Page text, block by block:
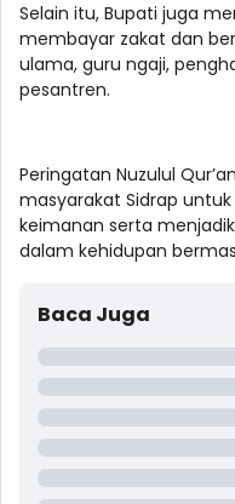
Selain itu, Bupati juga
membayar zakat dan
ulama, guru ngaji,
pesantren.
Peringatan Nuzulul
masyarakat Sidrap
keimanan serta
dalam kehidupan
Baca Juga